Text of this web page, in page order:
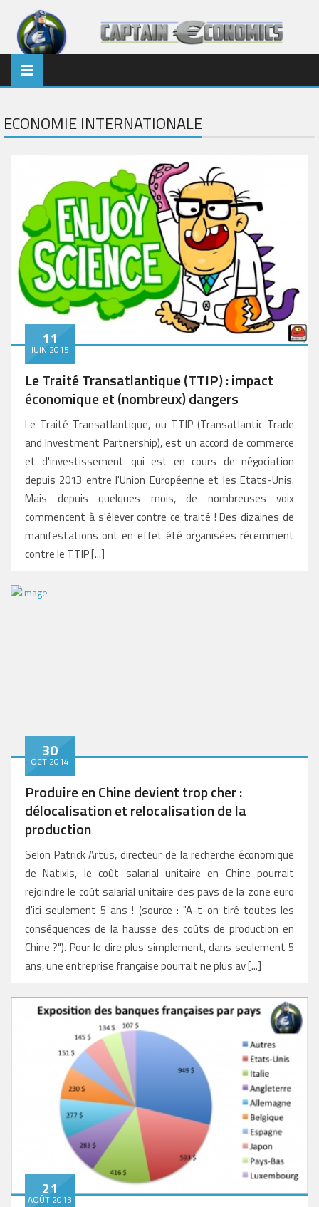
ECONOMIE INTERNATIONALE
11
JUIN 2015
Le Traité Transatlantique (TTIP) : impact
économique et (nombreux) dangers
Le Traité Transatlantique, ou TTIP (Transatlantic Trade
and Investment Partnership), est un accord de commerce
et d'investissement qui est en cours de négociation
depuis 2013 entre l'Union Européenne et les Etats-Unis.
Mais depuis quelques mois, de nombreuses voix
commencent à s'élever contre ce traité ! Des dizaines de
manifestations ont en effet été organisées récemment
contre le TTIP [...]
30
OCT 2014
Produire en Chine devient trop cher :
délocalisation et relocalisation de la
production
Selon Patrick Artus, directeur de la recherche économique
de Natixis, le coût salarial unitaire en Chine pourrait
rejoindre le coût salarial unitaire des pays de la zone euro
d'ici seulement 5 ans ! (source : "A-t-on tiré toutes les
conséquences de la hausse des coûts de production en
Chine ?"). Pour le dire plus simplement, dans seulement 5
ans, une entreprise française pourrait ne plus av [...]
21
AOÛT 2013